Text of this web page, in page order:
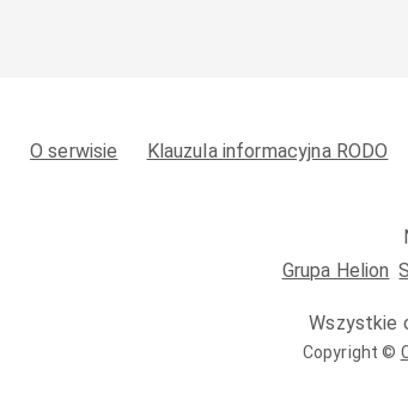
O serwisie Klauzula informacyjna RODO
Grupa Helion
Wszystkie
Copyright ©